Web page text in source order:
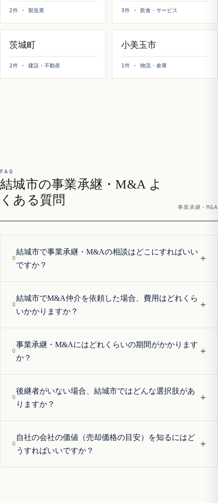
2件 · 製造業 3件 · 飲食・サービス
茨城町
2件 · 建設・不動産
小美玉市
1件 · 物流・倉庫
FAQ
結城市の事業承継・M&A よ
くある質問
事業承継・M&A
結城市で事業承継・M&Aの相談はどこにすればいい
ですか？
+
結城市でM&A仲介を依頼した場合、費用はどれくら
いかかりますか？
+
事業承継・M&Aにはどれくらいの期間がかかります
か？
+
後継者がいない場合、結城市ではどんな選択肢があ
りますか？
+
自社の会社の価値（売却価格の目安）を知るにはど
うすればいいですか？
+